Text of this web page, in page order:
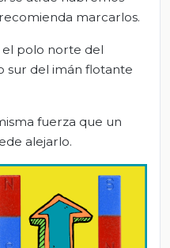
marcarlos.
polo norte del
sur del imán flotante
fuerza que un
alejarlo.